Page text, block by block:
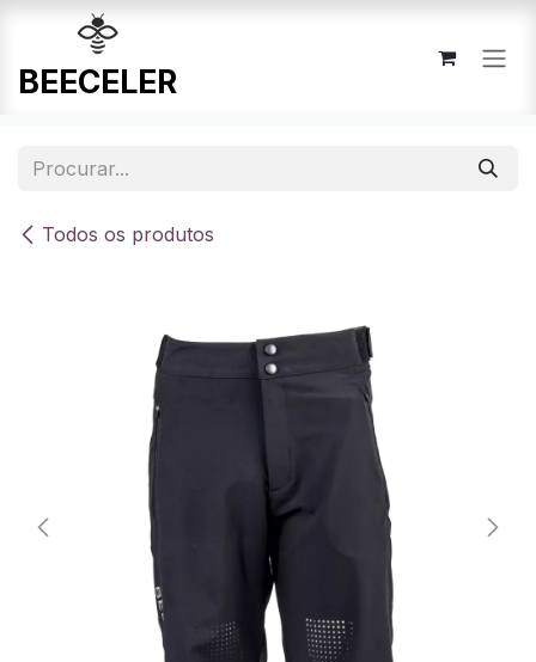
Pular para o conteúdo
Todos os produtos